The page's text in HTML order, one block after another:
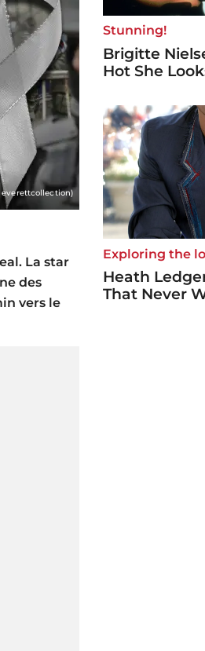
everettcollection)
La star
des
vers le
Stunning!
Brigitte
Hot She
Exploring the
Heath
That Never